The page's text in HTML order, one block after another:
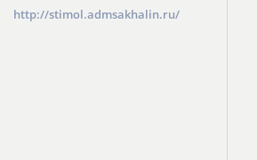
http://stimol.admsakhalin.ru/